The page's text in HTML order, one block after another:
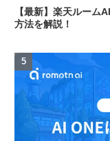
【最新】楽天ルーム
方法を解説！